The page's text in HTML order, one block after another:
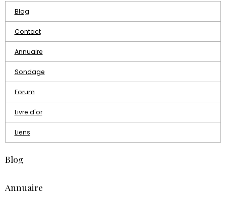
Blog
Contact
Annuaire
Sondage
Forum
Livre d'or
Liens
Blog
Annuaire